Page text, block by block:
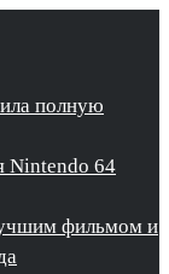
полную
Nintendo 64
фильмом и